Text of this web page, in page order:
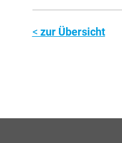
zur Übersicht